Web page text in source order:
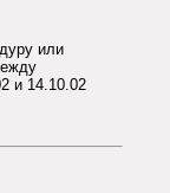
или
и 14.10.02